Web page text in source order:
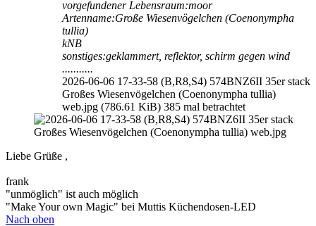
vorgefundener Lebensraum:moor
Artenname:Große Wiesenvögelchen (Coenonympha
tullia)
kNB
sonstiges:geklammert, reflektor, schirm gegen wind
...........
2026-06-06 17-33-58 (B,R8,S4) 574BNZ6II 35er stack
Großes Wiesenvögelchen (Coenonympha tullia)
web.jpg (786.61 KiB) 385 mal betrachtet
Liebe Grüße ,
frank
"unmöglich" ist auch möglich
"Make Your own Magic" bei Muttis Küchendosen-LED
Nach oben